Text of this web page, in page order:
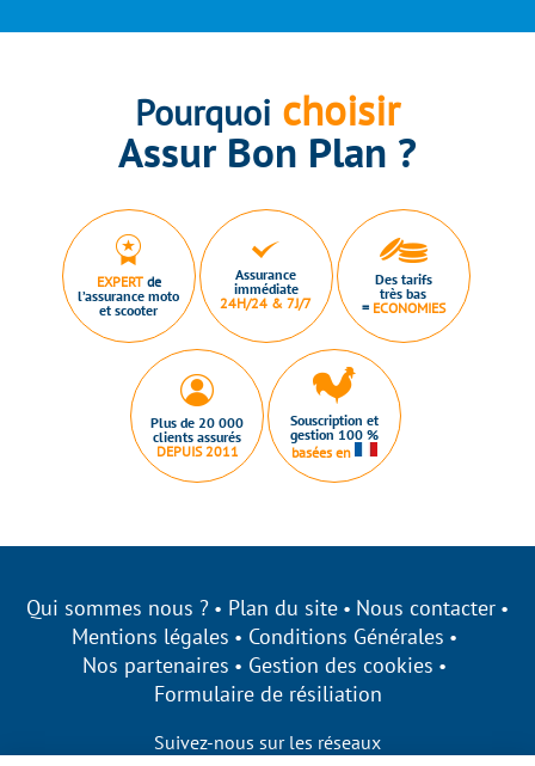
Pourquoi choisir
Assur Bon Plan ?
EXPERTde
l’assurance moto
et scooter
Assurance
immédiate
24H/24 & 7J/7
Des tarifs
très bas
= ECONOMIES
Plus de 20 000
clients assurés
DEPUIS 2011
Souscription et
gestion 100 %
basées en
Qui sommes nous ? Plan du site
Nous contacter
Mentions légales
Conditions Générales
Nos partenaires
Gestion des cookies
Formulaire de résiliation
Suivez-nous sur les réseaux